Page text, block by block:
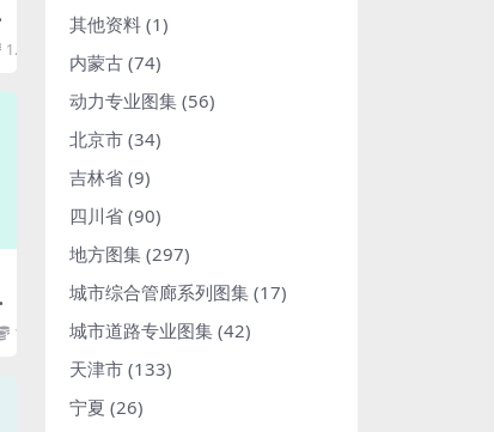
1.98
1.98
其他资料 (1)
内蒙古 (74)
动力专业图集 (56)
北京市 (34)
吉林省 (9)
四川省 (90)
地方图集 (297)
城市综合管廊系列图集 (17)
城市道路专业图集 (42)
天津市 (133)
宁夏 (26)